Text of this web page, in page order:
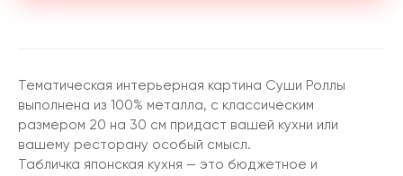
Тематическая интерьерная картина Суши Роллы
выполнена из 100% металла, с классическим
размером 20 на 30 см придаст вашей кухни или
вашему ресторану особый смысл.
Табличка японская кухня — это бюджетное и